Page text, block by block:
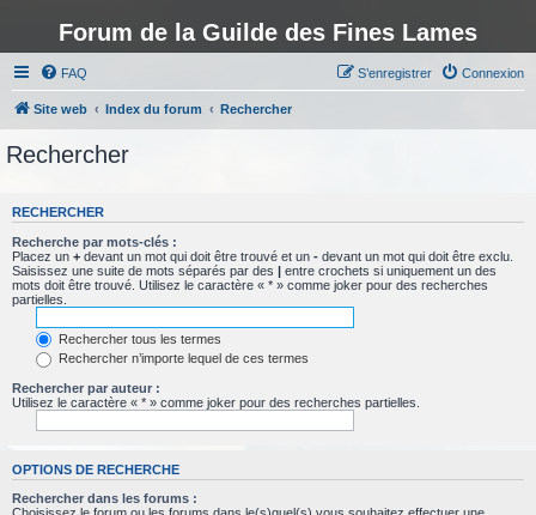
Forum de la Guilde des Fines Lames
FAQ Connexion
S’enregistrer
Site web Index du forum Rechercher
Rechercher
RECHERCHER
Recherche par mots-clés :
Placez un + devant un mot qui doit être trouvé et un - devant un mot qui doit être exclu.
Saisissez une suite de mots séparés par des | entre crochets si uniquement un des
mots doit être trouvé. Utilisez le caractère « * » comme joker pour des recherches
partielles.
Rechercher tous les termes
Rechercher n’importe lequel de ces termes
Rechercher par auteur :
Utilisez le caractère « * » comme joker pour des recherches partielles.
OPTIONS DE RECHERCHE
Rechercher dans les forums :